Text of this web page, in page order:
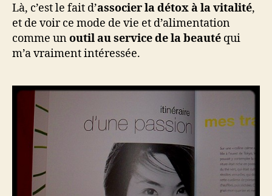
Là, c’est le fait d’associer la détox à la vitalité,
et de voir ce mode de vie et d’alimentation
comme unoutil au service de la beauté qui
m’a vraiment intéressée.